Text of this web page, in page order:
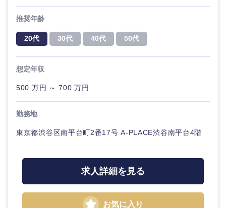
推奨年齢
20代 30代 40代 50代
想定年収
500 万円 ～ 700 万円
勤務地
東京都渋谷区南平台町2番17号 A-PLACE渋谷南平台4階
求人詳細を見る
お気に入り